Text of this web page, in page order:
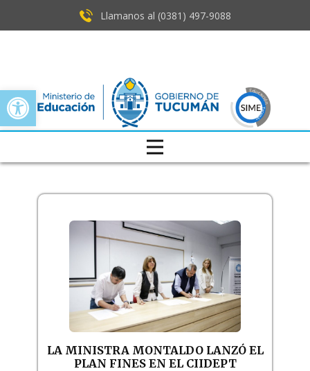
Open toolbar
Llamanos al (0381) ​497-9088
LA MINISTRA MONTALDO LANZÓ EL
PLAN FINES EN EL CIIDEPT